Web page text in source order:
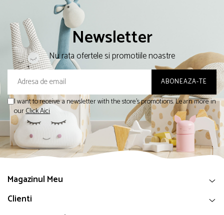
Newsletter
Nu rata ofertele si promotiile noastre
I want to receive a newsletter with the store's promotions. Learn more in
ourClick Aici
Magazinul Meu
Clienti